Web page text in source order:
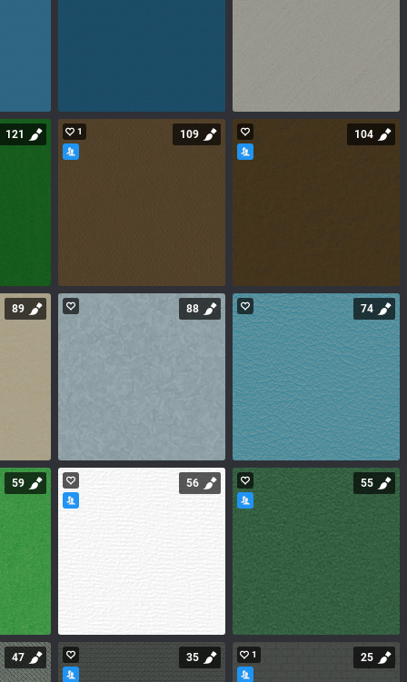
121 1 109 104
89 88 74
59 56 55
47 35 1 25